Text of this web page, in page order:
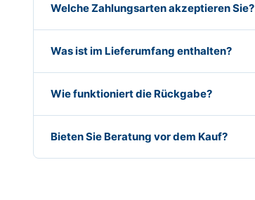
Welche Zahlungsarten akzeptieren Sie?
Was ist im Lieferumfang enthalten?
Wie funktioniert die Rückgabe?
Bieten Sie Beratung vor dem Kauf?